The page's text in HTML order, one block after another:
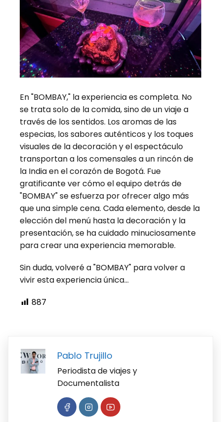
En "BOMBAY," la experiencia es completa. No
se trata solo de la comida, sino de un viaje a
través de los sentidos. Los aromas de las
especias, los sabores auténticos y los toques
visuales de la decoración y el espectáculo
transportan a los comensales a un rincón de
la India en el corazón de Bogotá. Fue
gratificante ver cómo el equipo detrás de
"BOMBAY" se esfuerza por ofrecer algo más
que una simple cena. Cada elemento, desde la
elección del menú hasta la decoración y la
presentación, se ha cuidado minuciosamente
para crear una experiencia memorable.
Sin duda, volveré a "BOMBAY" para volver a
vivir esta experiencia única...
887
Pablo Trujillo
Periodista de viajes y
Documentalista